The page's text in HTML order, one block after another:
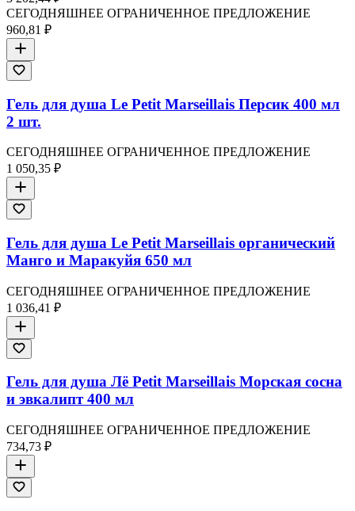
СЕГОДНЯШНЕЕ ОГРАНИЧЕННОЕ ПРЕДЛОЖЕНИЕ
960,81 ₽
Гель для душа Le Petit Marseillais Персик 400 мл
2 шт.
СЕГОДНЯШНЕЕ ОГРАНИЧЕННОЕ ПРЕДЛОЖЕНИЕ
1 050,35 ₽
Гель для душа Le Petit Marseillais органический
Манго и Маракуйя 650 мл
СЕГОДНЯШНЕЕ ОГРАНИЧЕННОЕ ПРЕДЛОЖЕНИЕ
1 036,41 ₽
Гель для душа Лё Petit Marseillais Морская сосна
и эвкалипт 400 мл
СЕГОДНЯШНЕЕ ОГРАНИЧЕННОЕ ПРЕДЛОЖЕНИЕ
734,73 ₽